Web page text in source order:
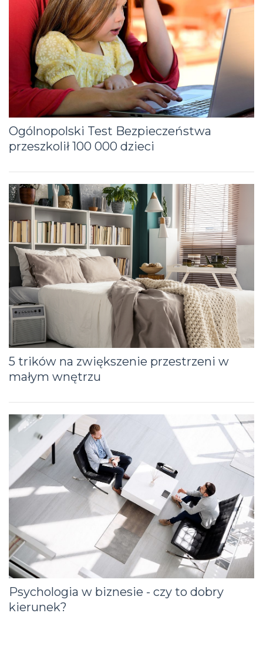
Ogólnopolski Test Bezpieczeństwa
przeszkolił 100 000 dzieci
5 trików na zwiększenie przestrzeni w
małym wnętrzu
Psychologia w biznesie - czy to dobry
kierunek?